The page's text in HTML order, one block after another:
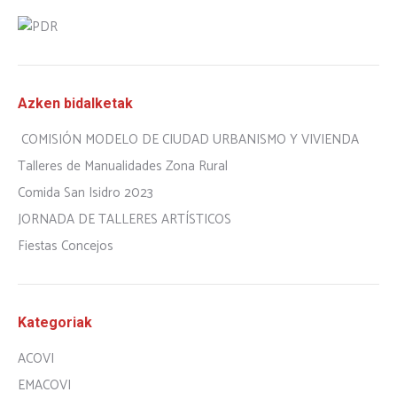
Azken bidalketak
COMISIÓN MODELO DE CIUDAD URBANISMO Y VIVIENDA
Talleres de Manualidades Zona Rural
Comida San Isidro 2023
JORNADA DE TALLERES ARTÍSTICOS
Fiestas Concejos
Kategoriak
ACOVI
EMACOVI